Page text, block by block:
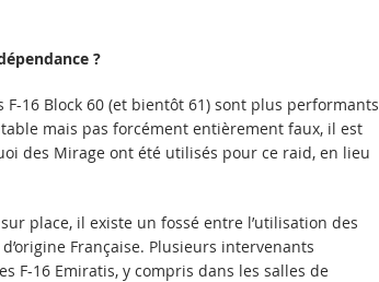
?
16 Block 60 (et bientôt 61) sont plus performants
mais pas forcément entièrement faux, il est
des Mirage ont été utilisés pour ce raid, en lieu
place, il existe un fossé entre l’utilisation des
Française. Plusieurs intervenants
F-16 Emiratis, y compris dans les salles de